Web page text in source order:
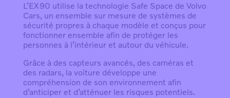
L’EX90 utilise la technologie Safe Space de Volvo
Cars, un ensemble sur mesure de systèmes de
sécurité propres à chaque modèle et conçus pour
fonctionner ensemble afin de protéger les
personnes à l’intérieur et autour du véhicule.
Grâce à des capteurs avancés, des caméras et
des radars, la voiture développe une
compréhension de son environnement afin
d’anticiper et d’atténuer les risques potentiels.